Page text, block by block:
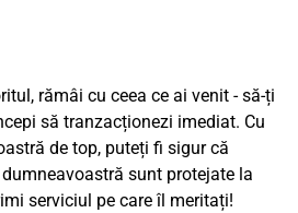
rămâi cu ceea ce ai venit - să-ți
să tranzacționezi imediat. Cu
de top, puteți fi sigur că
sunt protejate la
serviciul pe care îl meritați!